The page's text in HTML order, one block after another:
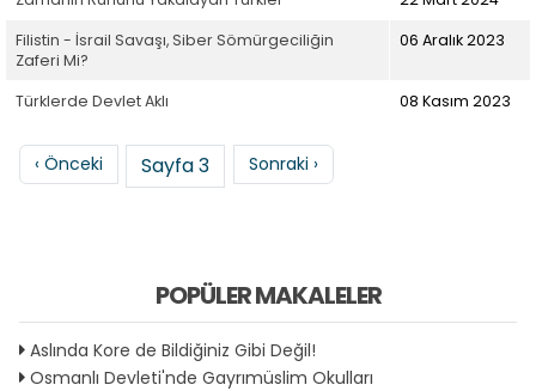
Filistin - İsrail Savaşı, Siber Sömürgeciliğin
Zaferi Mi?
06 Aralık 2023
Türklerde Devlet Aklı 08 Kasım 2023
Sayfalama
Önceki sayfa
‹ Önceki Sayfa 3 Sonraki sayfa
Sonraki ›
POPÜLER MAKALELER
Aslında Kore de Bildiğiniz Gibi Değil!
Osmanlı Devleti'nde Gayrımüslim Okulları